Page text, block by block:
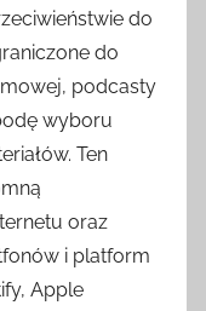
do
do
podcasty
wyboru
Ten
oraz
i platform
Apple